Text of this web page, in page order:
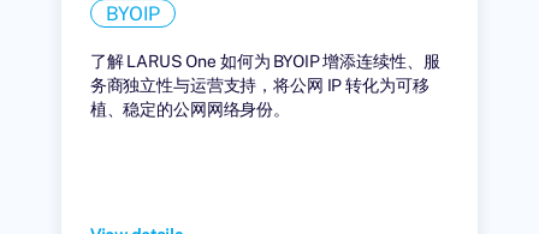
BYOIP
了解 LARUS One 如何为 BYOIP 增添连续性、服
务商独立性与运营支持，将公网 IP 转化为可移
植、稳定的公网网络身份。